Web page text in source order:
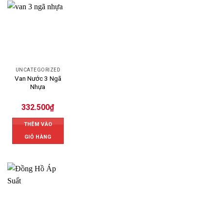
UNCATEGORIZED
Van Nước 3 Ngã
Nhựa
332.500₫
THÊM VÀO
GIỎ HÀNG